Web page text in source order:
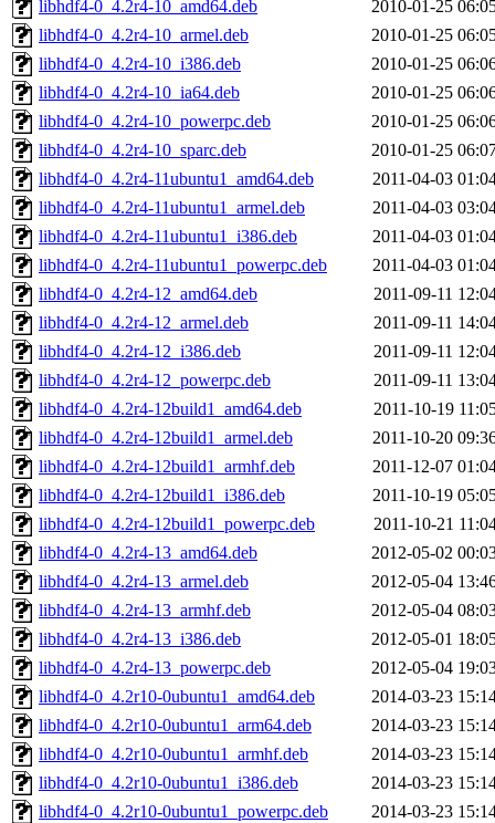
libhdf4-0_4.2r4-10_amd64.deb
2010-01-25
libhdf4-0_4.2r4-10_armel.deb
2010-01-25
libhdf4-0_4.2r4-10_i386.deb
2010-01-25
libhdf4-0_4.2r4-10_ia64.deb
2010-01-25
libhdf4-0_4.2r4-10_powerpc.deb
2010-01-25
libhdf4-0_4.2r4-10_sparc.deb
2010-01-25
libhdf4-0_4.2r4-11ubuntu1_amd64.deb
2011-04-03
libhdf4-0_4.2r4-11ubuntu1_armel.deb
2011-04-03
libhdf4-0_4.2r4-11ubuntu1_i386.deb
2011-04-03
libhdf4-0_4.2r4-11ubuntu1_powerpc.deb
2011-04-03
libhdf4-0_4.2r4-12_amd64.deb
2011-09-11
libhdf4-0_4.2r4-12_armel.deb
2011-09-11
libhdf4-0_4.2r4-12_i386.deb
2011-09-11
libhdf4-0_4.2r4-12_powerpc.deb
2011-09-11
libhdf4-0_4.2r4-12build1_amd64.deb
2011-10-19
libhdf4-0_4.2r4-12build1_armel.deb
2011-10-20
libhdf4-0_4.2r4-12build1_armhf.deb
2011-12-07
libhdf4-0_4.2r4-12build1_i386.deb
2011-10-19
libhdf4-0_4.2r4-12build1_powerpc.deb
2011-10-21
libhdf4-0_4.2r4-13_amd64.deb
2012-05-02
libhdf4-0_4.2r4-13_armel.deb
2012-05-04
libhdf4-0_4.2r4-13_armhf.deb
2012-05-04
libhdf4-0_4.2r4-13_i386.deb
2012-05-01
libhdf4-0_4.2r4-13_powerpc.deb
2012-05-04
libhdf4-0_4.2r10-0ubuntu1_amd64.deb
2014-03-23
libhdf4-0_4.2r10-0ubuntu1_arm64.deb
2014-03-23
libhdf4-0_4.2r10-0ubuntu1_armhf.deb
2014-03-23
libhdf4-0_4.2r10-0ubuntu1_i386.deb
2014-03-23
libhdf4-0_4.2r10-0ubuntu1_powerpc.deb
2014-03-23